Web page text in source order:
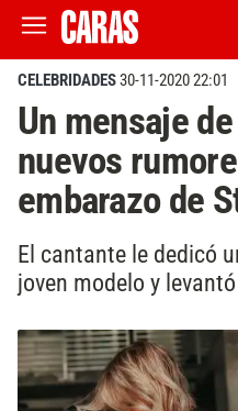
CELEBRIDADES30-11-2020 22:01
Un mensaje
nuevos
embarazo de
El cantante le dedicó
joven modelo y